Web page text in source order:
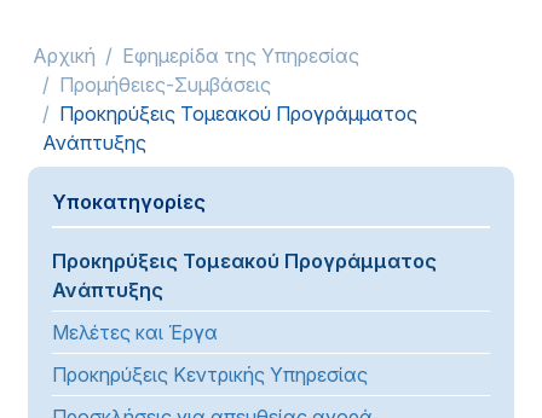
Αρχική
Εφημερίδα της Υπηρεσίας
Προμήθειες-Συμβάσεις
Προκηρύξεις Τομεακού Προγράμματος
Ανάπτυξης
Υποκατηγορίες
Προκηρύξεις Τομεακού Προγράμματος
Ανάπτυξης
Μελέτες και Έργα
Προκηρύξεις Κεντρικής Υπηρεσίας